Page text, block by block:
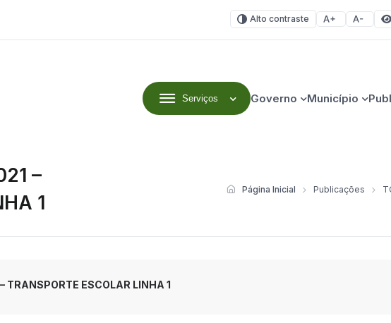
Alto contraste Aumentar
Serviços Governo Município
–
1
Página Inicial Publicações
TRANSPORTE ESCOLAR LINHA 1